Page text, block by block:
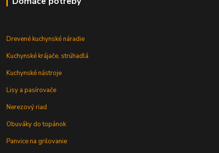
Drevené kuchynské náradie
Kuchynské krájače, strúhadlá
Kuchynské nástroje
Lisy a pasírovače
Nerezový riad
Obuváky do topánok
Panvice na grilovanie